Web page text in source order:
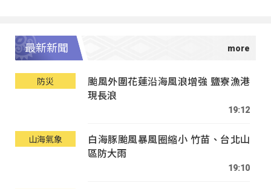
最新新聞
防災
颱風外圍花蓮沿海風浪增強 鹽寮漁港
現長浪
19:12
山海氣象
白海豚颱風暴風圈縮小 竹苗、台北山
區防大雨
19:10